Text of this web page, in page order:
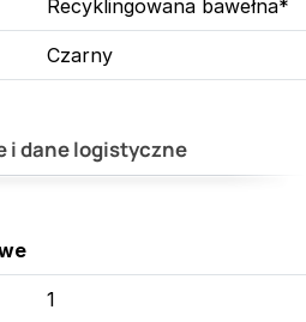
Recyklingowana bawełna*
Czarny
i dane logistyczne
1